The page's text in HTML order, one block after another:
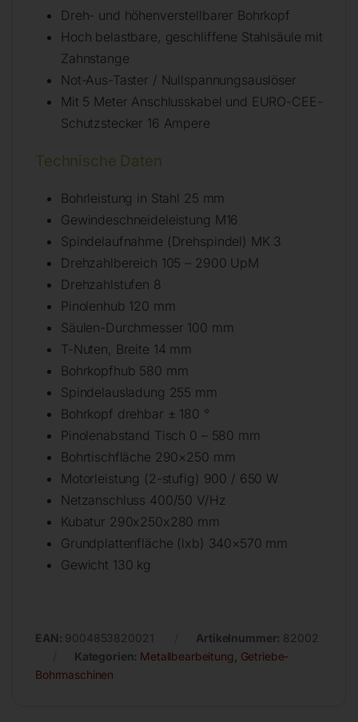
Dreh- und höhenverstellbarer Bohrkopf
Hoch belastbare, geschliffene Stahlsäule mit
Zahnstange
Not-Aus-Taster / Nullspannungsauslöser
Mit 5 Meter Anschlusskabel und EURO-CEE-
Schutzstecker 16 Ampere
Technische Daten
Bohrleistung in Stahl 25 mm
Gewindeschneideleistung M16
Spindelaufnahme (Drehspindel) MK 3
Drehzahlbereich 105 – 2900 UpM
Drehzahlstufen 8
Pinolenhub 120 mm
Säulen-Durchmesser 100 mm
T-Nuten, Breite 14 mm
Bohrkopfhub 580 mm
Spindelausladung 255 mm
Bohrkopf drehbar ± 180 °
Pinolenabstand Tisch 0 – 580 mm
Bohrtischfläche 290×250 mm
Motorleistung (2-stufig) 900 / 650 W
Netzanschluss 400/50 V/Hz
Kubatur 290x250x280 mm
Grundplattenfläche (lxb) 340×570 mm
Gewicht 130 kg
EAN: 9004853820021 Artikelnummer: 82002
Kategorien: Metallbearbeitung Getriebe-
Bohrmaschinen